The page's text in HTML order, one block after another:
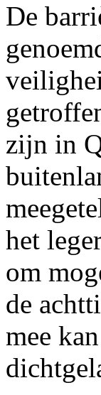
De
zijn in
het
om
de
mee